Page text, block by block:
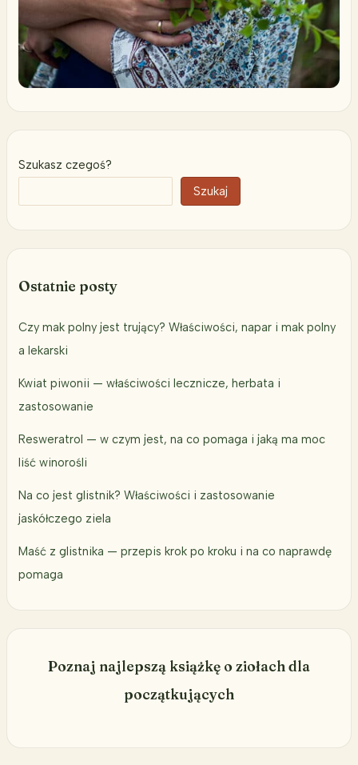
Szukasz czegoś?
Szukaj
Ostatnie posty
Czy mak polny jest trujący? Właściwości, napar i mak polny
a lekarski
Kwiat piwonii — właściwości lecznicze, herbata i
zastosowanie
Resweratrol — w czym jest, na co pomaga i jaką ma moc
liść winorośli
Na co jest glistnik? Właściwości i zastosowanie
jaskółczego ziela
Maść z glistnika — przepis krok po kroku i na co naprawdę
pomaga
Poznaj najlepszą książkę o ziołach dla
początkujących